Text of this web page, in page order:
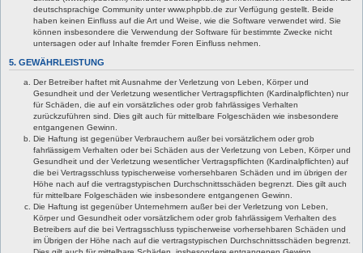
deutschsprachige Community unter www.phpbb.de zur Verfügung gestellt. Beide
haben keinen Einfluss auf die Art und Weise, wie die Software verwendet wird. Sie
können insbesondere die Verwendung der Software für bestimmte Zwecke nicht
untersagen oder auf Inhalte fremder Foren Einfluss nehmen.
5. GEWÄHRLEISTUNG
Der Betreiber haftet mit Ausnahme der Verletzung von Leben, Körper und
Gesundheit und der Verletzung wesentlicher Vertragspflichten (Kardinalpflichten) nur
für Schäden, die auf ein vorsätzliches oder grob fahrlässiges Verhalten
zurückzuführen sind. Dies gilt auch für mittelbare Folgeschäden wie insbesondere
entgangenen Gewinn.
Die Haftung ist gegenüber Verbrauchern außer bei vorsätzlichem oder grob
fahrlässigem Verhalten oder bei Schäden aus der Verletzung von Leben, Körper und
Gesundheit und der Verletzung wesentlicher Vertragspflichten (Kardinalpflichten) auf
die bei Vertragsschluss typischerweise vorhersehbaren Schäden und im übrigen der
Höhe nach auf die vertragstypischen Durchschnittsschäden begrenzt. Dies gilt auch
für mittelbare Folgeschäden wie insbesondere entgangenen Gewinn.
Die Haftung ist gegenüber Unternehmern außer bei der Verletzung von Leben,
Körper und Gesundheit oder vorsätzlichem oder grob fahrlässigem Verhalten des
Betreibers auf die bei Vertragsschluss typischerweise vorhersehbaren Schäden und
im Übrigen der Höhe nach auf die vertragstypischen Durchschnittsschäden begrenzt.